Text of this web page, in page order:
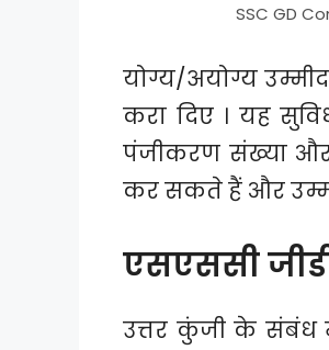
SSC GD
योग्य/अयोग्य
करा दिए । यह
पंजीकरण संख्या
कर सकते हैं और
एसएससी
उत्तर कुंजी के संबंध